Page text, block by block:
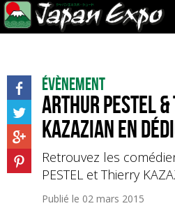
Évènement
Arthur PESTEL
KAZAZIAN en
Retrouvez les
PESTEL et Thierry
Publié le 02 mars 2015